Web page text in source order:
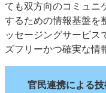
ても双方向のコミュニ
するための情報基盤を
ッセージングサービス
ズフリーかつ確実な情
官民連携による